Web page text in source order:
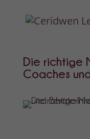
Die richtige
Coaches